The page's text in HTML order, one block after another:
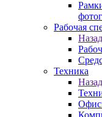
Рабочая
Назад
Техника
Назад